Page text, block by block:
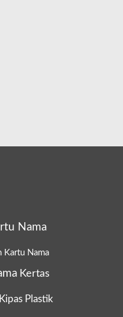
Nama
Kartu Nama
Kertas
Kipas Plastik